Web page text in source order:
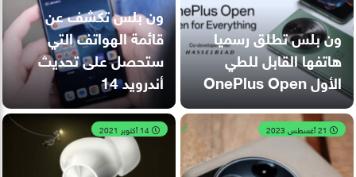
ون بلس تطلق رسميا
هاتفها القابل للطي
الأول OnePlus Open
ون بلس تكشف عن
قائمة الهواتف التي
ستحصل على تحديث
أندرويد 14